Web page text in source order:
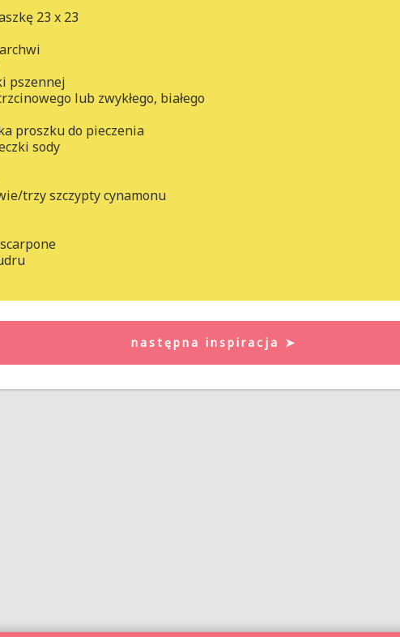
23 x 23
pszennej
lub zwykłego, białego
proszku do pieczenia
sody
trzy szczypty cynamonu
następna inspiracja ➤